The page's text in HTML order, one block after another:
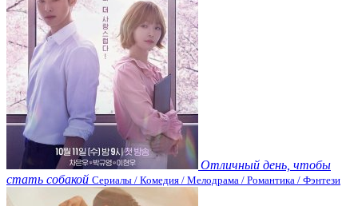
Отличный день, чтобы
стать собакой Сериалы / Комедия / Мелодрама / Романтика / Фэнтези